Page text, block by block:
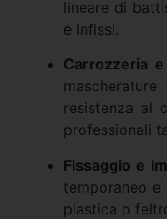
lineare di
e infissi.
Carrozzeria
resistenza al
professionali
Fissaggio e
temporaneo
plastica o